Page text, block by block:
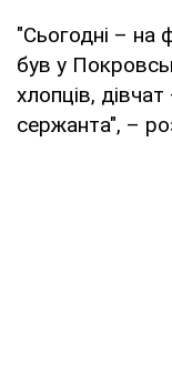
"Сьогодні – на
був у
хлопців,
сержанта", –